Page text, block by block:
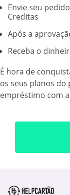
Envie seu
Creditas
Após a
Receba o
É hora de
os seus planos do
empréstimo com